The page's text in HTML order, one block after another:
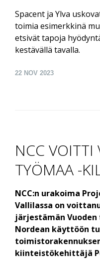
Spacent ja Ylva
toimia esimerkkinä
etsivät tapoja
kestävällä tavalla.
22 NOV 2023
NCC VOITTI
TYÖMAA -
NCC:n urakoima
Vallilassa on
järjestämän
Nordean käyttöön
kiinteistökehittäjä